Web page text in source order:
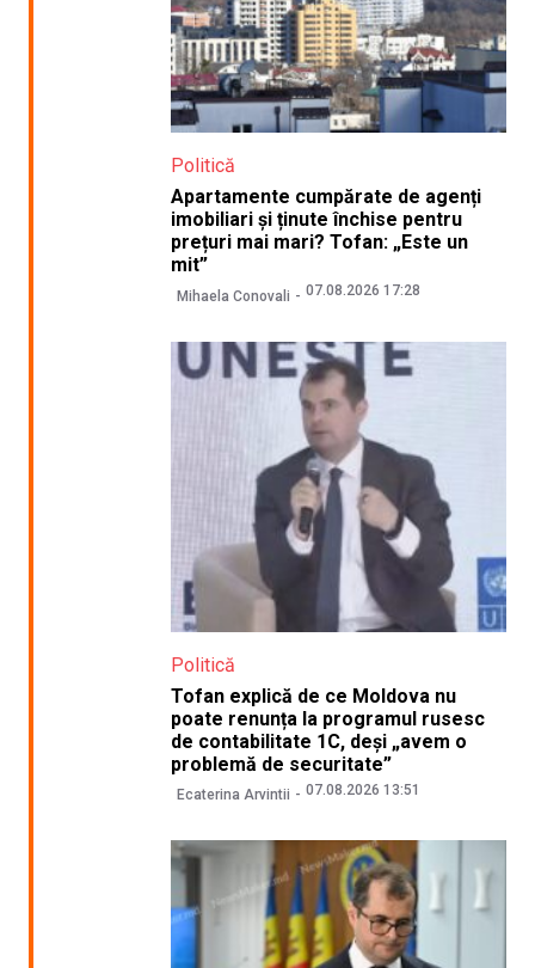
Politică
Apartamente cumpărate de agenți
imobiliari și ținute închise pentru
prețuri mai mari? Tofan: „Este un
mit”
Mihaela Conovali 07.08.2026 17:28
Politică
Tofan explică de ce Moldova nu
poate renunța la programul rusesc
de contabilitate 1C, deși „avem o
problemă de securitate”
Ecaterina Arvintii 07.08.2026 13:51